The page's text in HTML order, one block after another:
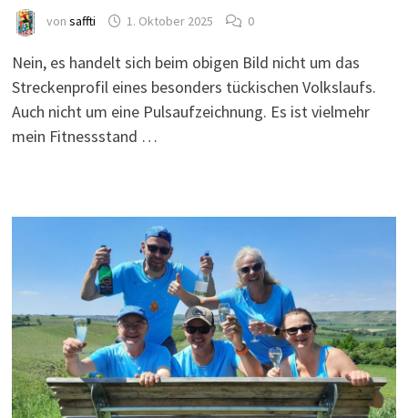
von saffti 1. Oktober 2025 0
Nein, es handelt sich beim obigen Bild nicht um das
Streckenprofil eines besonders tückischen Volkslaufs.
Auch nicht um eine Pulsaufzeichnung. Es ist vielmehr
mein Fitnessstand …